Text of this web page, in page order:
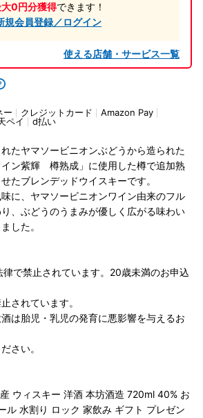
0円分獲得できます！
規会員登録／ログイン
使える店舗・サービス一覧
ー クレジットカード
Amazon Pay
ペイ d払い
たヤマソービニオンぶどうから造られた
イン紫輝 樽熟成」に使用した樽で追加熟
たブレンデッドウイスキーです。
に、ヤマソービニオンワイン由来のフル
、ぶどうのうまみが優しく広がる味わい
した。
律で禁止されています。20歳未満のお申込
されています。
は胎児・乳児の発育に悪影響を与えるお
さい。
ウィスキー 洋酒 本坊酒造 720ml 40% お
ル 水割り ロック 家飲み ギフト プレゼン